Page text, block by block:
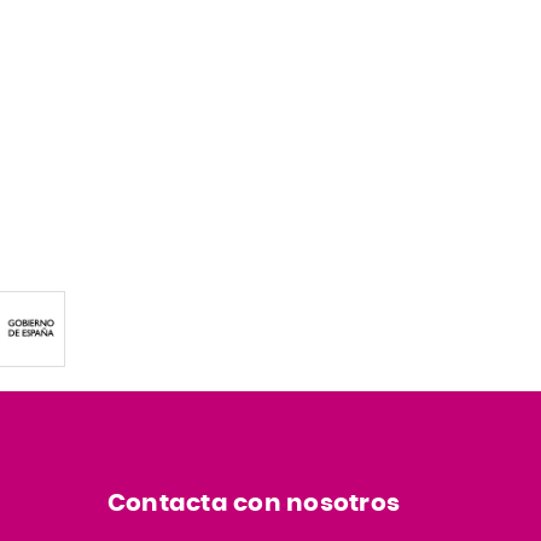
Contacta con nosotros